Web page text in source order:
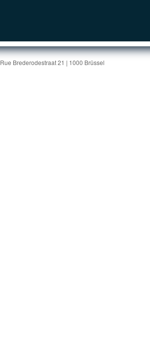
Rue Brederodestraat 21 | 1000 Brüssel